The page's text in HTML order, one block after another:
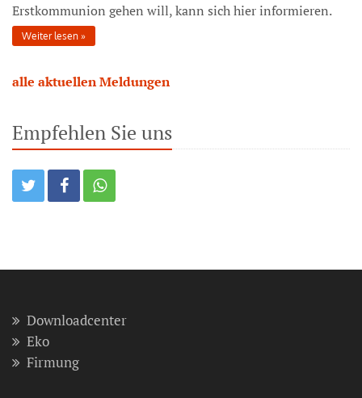
Erstkommunion gehen will, kann sich hier informieren.
Weiter lesen
alle aktuellen Meldungen
Empfehlen Sie uns
Downloadcenter
Eko
Firmung